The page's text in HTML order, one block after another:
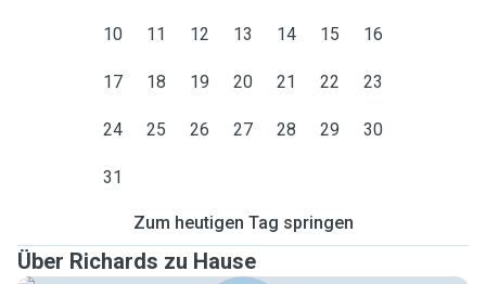
10 11 12 13 14 15 16
17 18 19 20 21 22 23
24 25 26 27 28 29 30
31
Zum heutigen Tag springen
Über Richards zu Hause